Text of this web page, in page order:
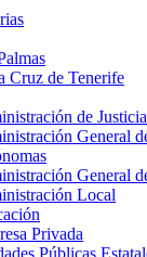
Cruz de Tenerife
de Justicia
General
General
Local
Privada